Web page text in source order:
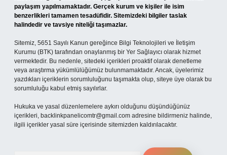
paylaşım yapılmamaktadır. Gerçek kurum ve kişiler ile isim
benzerlikleri tamamen tesadüfidir. Sitemizdeki bilgiler taslak
halindedir ve tavsiye niteliği taşımazlar.
Sitemiz, 5651 Sayılı Kanun gereğince Bilgi Teknolojileri ve İletişim
Kurumu (BTK) tarafından onaylanmış bir Yer Sağlayıcı olarak hizmet
vermektedir. Bu nedenle, sitedeki içerikleri proaktif olarak denetleme
veya araştırma yükümlülüğümüz bulunmamaktadır. Ancak, üyelerimiz
yazdıkları içeriklerin sorumluluğunu taşımakta olup, siteye üye olarak bu
sorumluluğu kabul etmiş sayılırlar.
Hukuka ve yasal düzenlemelere aykırı olduğunu düşündüğünüz
içerikleri, backlinkpanelicomtr@gmail.com adresine bildirmeniz halinde,
ilgili içerikler yasal süre içerisinde sitemizden kaldırılacaktır.